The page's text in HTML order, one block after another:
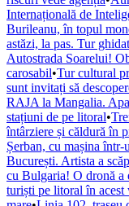
Internațională de
Burileanu, în topul
astăzi, la pas. Tur
Autostrada Soarelui!
carosabil•Tur cultural
sunt invitați să
RAJA la Mangalia.
stațiuni de pe litoral•
întârziere și căldură în
Șerban, cu mașina
București. Artista a
cu Bulgaria! O dronă a
turiști pe litoral în acest